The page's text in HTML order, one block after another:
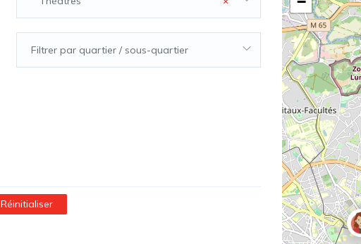
Filtrer par quartier / sous-quartier
Réinitialiser